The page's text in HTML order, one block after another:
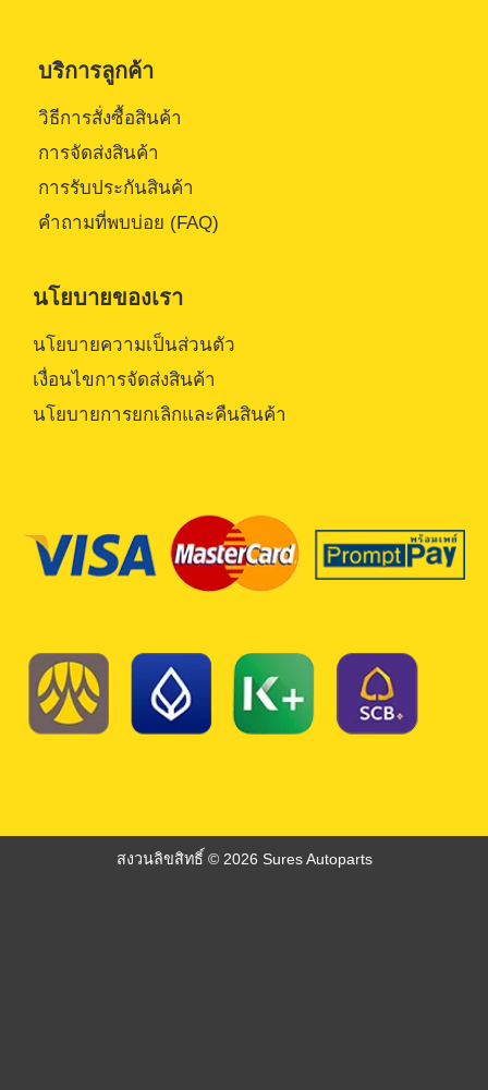
บริการลูกค้า
วิธีการสั่งซื้อสินค้า
การจัดส่งสินค้า
การรับประกันสินค้า
คำถามที่พบบ่อย (FAQ)
นโยบายของเรา
นโยบายความเป็นส่วนตัว
เงื่อนไขการจัดส่งสินค้า
นโยบายการยกเลิกและคืนสินค้า
สงวนลิขสิทธิ์ © 2026 Sures Autoparts